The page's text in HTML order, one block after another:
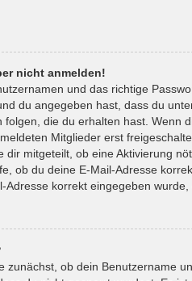
nicht anmelden!
und das richtige
du angegeben hast, dass du
die du erhalten hast. Wenn
Mitglieder erst
dir mitgeteilt, ob eine Aktivierung
ob du deine E-Mail-Adresse
korrekt eingegeben
zunächst, ob dein Benutzername